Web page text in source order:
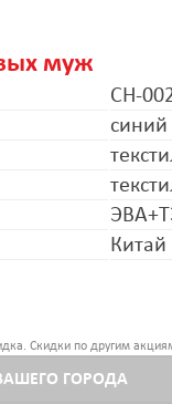
муж
CH-
синий
Китай
Скидки по другим
ГОРОДА